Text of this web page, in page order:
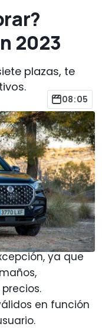
2023
plazas, te
08:05
Motor1.com como
preferida en Google
de
entre los
ya que
en función